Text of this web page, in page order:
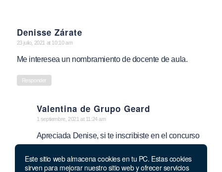
Este sitio web almacena cookies en tu PC. Estas cookies
sirven para mejorar nuestro sitio web y ofrecer servicios
Denisse Zárate
says:
23 julio, 2021 at 10:10 am
Me interesea un nombramiento de docente de aula.
Responder
Valentina de Grupo Geard
says:
1 septiembre, 2021 at 11:24 am
Apreciada Denise, si te inscribiste en el concurso
prueba el próximo 30 de octubre 2021, prepárate